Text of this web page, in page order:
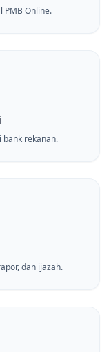
PMB Online.
rekanan.
dan ijazah.